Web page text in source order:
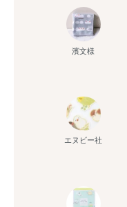
濱文様
エヌビー社